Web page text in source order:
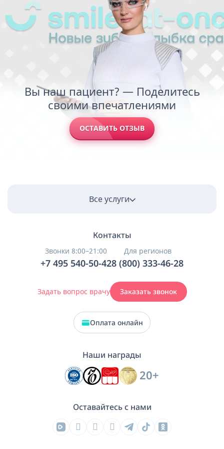
Вы наш пациент? — Поделитесь
своими впечатлениями
ОСТАВИТЬ ОТЗЫВ
Все услуги
Контакты
Звонки 8:00–21:00
+7 495 540-50-42
Для регионов
8 (800) 333-46-28
Задать вопрос врачу Заказать звонок
Оплата онлайн
Наши награды
20+
Оставайтесь с нами